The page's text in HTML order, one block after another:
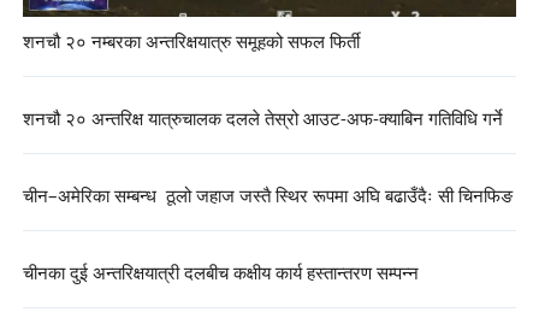
शनचौ २० नम्बरका अन्तरिक्षयात्रु समूहको सफल फिर्ती
शनचौ २० अन्तरिक्ष यात्रुचालक दलले तेस्रो आउट-अफ-क्याबिन गतिविधि गर्ने
चीन–अमेरिका सम्बन्ध ठूलो जहाज जस्तै स्थिर रूपमा अघि बढाउँदैः सी चिनफिङ
चीनका दुई अन्तरिक्षयात्री दलबीच कक्षीय कार्य हस्तान्तरण सम्पन्न